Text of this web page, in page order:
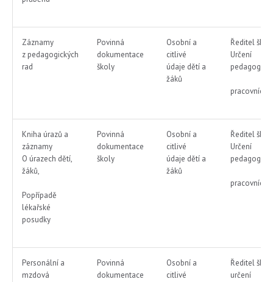
Záznamy
z pedagogických
rad
Povinná
dokumentace
školy
Osobní a
citlivé
údaje dětí a
žáků
Ředitel
Určení
pedagog.
pracovníci
Kniha úrazů a
záznamy
O úrazech dětí,
žáků,
Popřípadě
lékařské
posudky
Povinná
dokumentace
školy
Osobní a
citlivé
údaje dětí a
žáků
Ředitel
Určení
pedagog.
pracovníci
Personální a
mzdová
Povinná
dokumentace
Osobní a
citlivé
Ředitel
určení